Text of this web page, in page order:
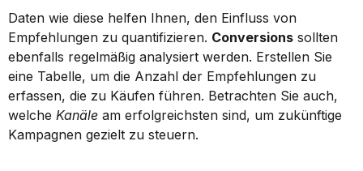
Daten wie diese helfen Ihnen, den Einfluss von
Empfehlungen zu quantifizieren. Conversions sollten
ebenfalls regelmäßig analysiert werden. Erstellen Sie
eine Tabelle, um die Anzahl der Empfehlungen zu
erfassen, die zu Käufen führen. Betrachten Sie auch,
welche Kanäle am erfolgreichsten sind, um zukünftige
Kampagnen gezielt zu steuern.